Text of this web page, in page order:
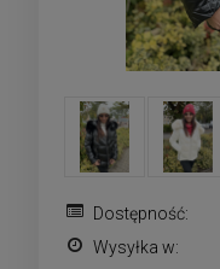
Dostępność:
Wysyłka w: